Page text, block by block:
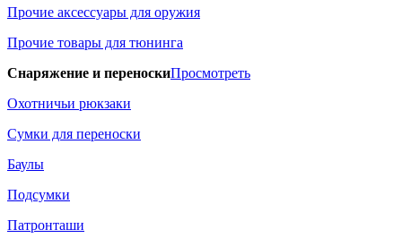
Прочие аксессуары для оружия
Прочие товары для тюнинга
Снаряжение и переноскиПросмотреть
Охотничьи рюкзаки
Сумки для переноски
Баулы
Подсумки
Патронташи